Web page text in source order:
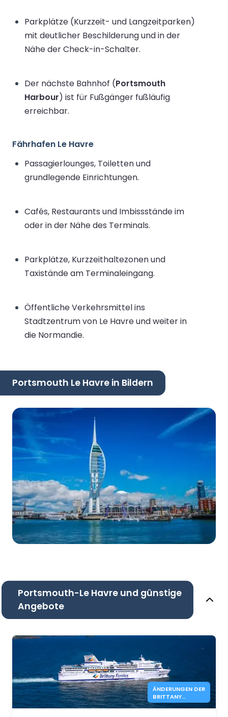
Parkplätze (Kurzzeit- und Langzeitparken)
mit deutlicher Beschilderung und in der
Nähe der Check-in-Schalter.
Der nächste Bahnhof (Portsmouth
Harbour) ist für Fußgänger fußläufig
erreichbar.
Fährhafen Le Havre
Passagierlounges, Toiletten und
grundlegende Einrichtungen.
Cafés, Restaurants und Imbissstände im
oder in der Nähe des Terminals.
Parkplätze, Kurzzeithaltezonen und
Taxistände am Terminaleingang.
Öffentliche Verkehrsmittel ins
Stadtzentrum von Le Havre und weiter in
die Normandie.
Portsmouth Le Havre in Bildern
Portsmouth-Le Havre und günstige
Angebote
ÄNDERUNGEN DER
BRITTANY
FERRIES-ROUTE